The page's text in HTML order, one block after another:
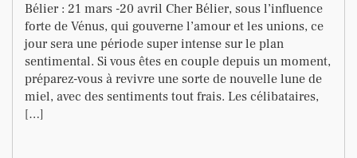
Bélier : 21 mars -20 avril Cher Bélier, sous l’influence
forte de Vénus, qui gouverne l’amour et les unions, ce
jour sera une période super intense sur le plan
sentimental. Si vous êtes en couple depuis un moment,
préparez-vous à revivre une sorte de nouvelle lune de
miel, avec des sentiments tout frais. Les célibataires,
[…]